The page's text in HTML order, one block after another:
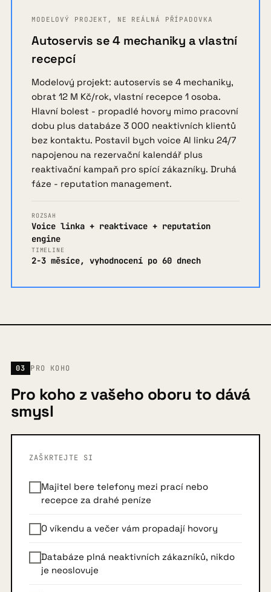
MODELOVÝ PROJEKT, NE REÁLNÁ PŘÍPADOVKA
Autoservis se 4 mechaniky a vlastní
recepcí
Modelový projekt: autoservis se 4 mechaniky,
obrat 12 M Kč/rok, vlastní recepce 1 osoba.
Hlavní bolest - propadlé hovory mimo pracovní
dobu plus databáze 3 000 neaktivních klientů
bez kontaktu. Postavil bych voice AI linku 24/7
napojenou na rezervační kalendář plus
reaktivační kampaň pro spící zákazníky. Druhá
fáze - reputation management.
ROZSAH
Voice linka + reaktivace + reputation
engine
TIMELINE
2-3 měsíce, vyhodnocení po 60 dnech
03 PRO KOHO
Pro koho z vašeho oboru to dává
smysl
ZAŠKRTEJTE SI
Majitel bere telefony mezi prací nebo
recepce za drahé peníze
O víkendu a večer vám propadají hovory
Databáze plná neaktivních zákazníků, nikdo
je neoslovuje